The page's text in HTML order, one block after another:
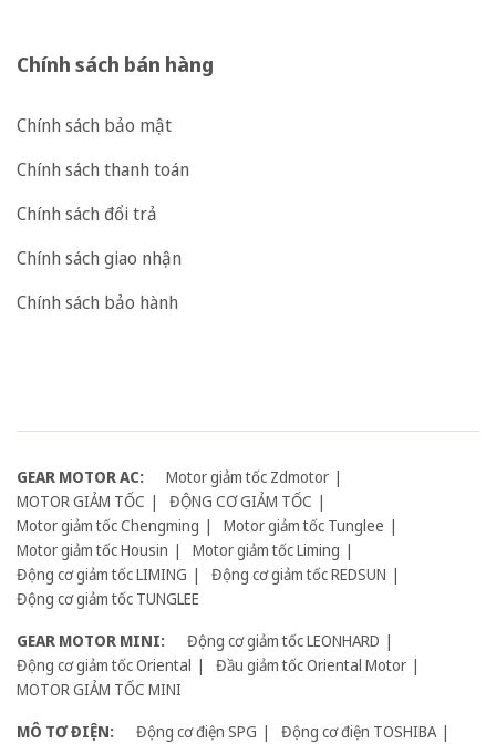
Chính sách bán hàng
Chính sách bảo mật
Chính sách thanh toán
Chính sách đổi trả
Chính sách giao nhận
Chính sách bảo hành
GEAR MOTOR AC:
Motor giảm tốc Zdmotor
MOTOR GIẢM TỐC
ĐỘNG CƠ GIẢM TỐC
Motor giảm tốc Chengming
Motor giảm tốc Tunglee
Motor giảm tốc Housin
Motor giảm tốc Liming
Động cơ giảm tốc LIMING
Động cơ giảm tốc REDSUN
Động cơ giảm tốc TUNGLEE
GEAR MOTOR MINI:
Động cơ giảm tốc LEONHARD
Động cơ giảm tốc Oriental
Đầu giảm tốc Oriental Motor
MOTOR GIẢM TỐC MINI
MÔ TƠ ĐIỆN:
Động cơ điện SPG
Động cơ điện TOSHIBA